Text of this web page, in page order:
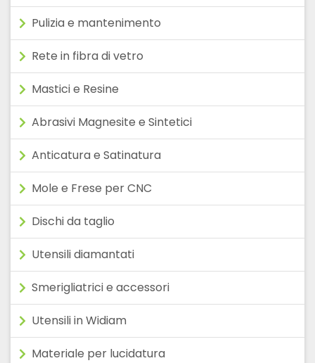
Pulizia e mantenimento
Rete in fibra di vetro
Mastici e Resine
Abrasivi Magnesite e Sintetici
Anticatura e Satinatura
Mole e Frese per CNC
Dischi da taglio
Utensili diamantati
Smerigliatrici e accessori
Utensili in Widiam
Materiale per lucidatura